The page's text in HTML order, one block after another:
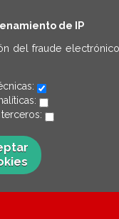
de IP
del fraude